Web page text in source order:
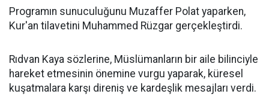
Programın sunuculuğunu Muzaffer Polat yaparken,
Kur'an tilavetini Muhammed Rüzgar gerçekleştirdi.
Rıdvan Kaya sözlerine, Müslümanların bir aile bilinciyle
hareket etmesinin önemine vurgu yaparak, küresel
kuşatmalara karşı direniş ve kardeşlik mesajları verdi.